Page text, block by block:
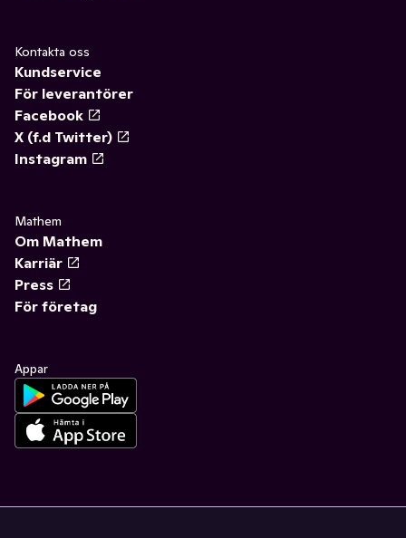
Kontakta oss
Kundservice
För leverantörer
Facebook
X (f.d Twitter)
Instagram
Mathem
Om Mathem
Karriär
Press
För företag
Appar